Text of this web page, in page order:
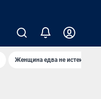
Женщина едва не истекла